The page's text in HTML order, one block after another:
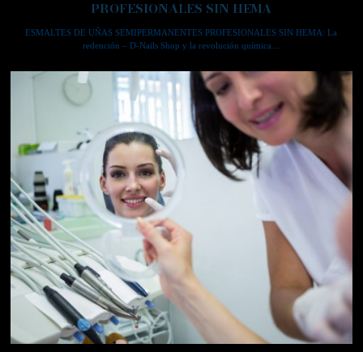
PROFESIONALES SIN HEMA
ESMALTES DE UÑAS SEMIPERMANENTES PROFESIONALES SIN HEMA: La
redención – D-Nails Shop y la revolución química…